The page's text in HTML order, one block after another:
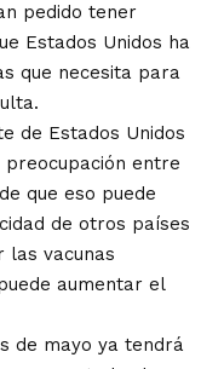
pedido tener
Estados Unidos ha
que necesita para
de Estados Unidos
entre
que eso puede
de otros países
las vacunas
aumentar el
de mayo ya tendrá